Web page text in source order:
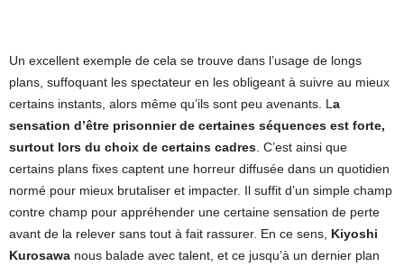
Un excellent exemple de cela se trouve dans l’usage de longs
plans, suffoquant les spectateur en les obligeant à suivre au mieux
certains instants, alors même qu’ils sont peu avenants. L a
sensation d’être prisonnier de certaines séquences est forte,
surtout lors du choix de certains cadres . C’est ainsi que
certains plans fixes captent une horreur diffusée dans un quotidien
normé pour mieux brutaliser et impacter. Il suffit d’un simple champ
contre champ pour appréhender une certaine sensation de perte
avant de la relever sans tout à fait rassurer. En ce sens, Kiyoshi
Kurosawa nous balade avec talent, et ce jusqu’à un dernier plan